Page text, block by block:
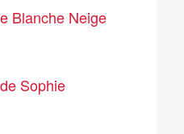
Blanche Neige
Sophie